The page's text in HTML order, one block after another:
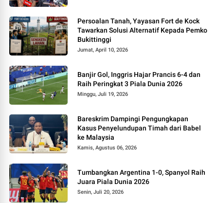
Persoalan Tanah, Yayasan Fort de Kock
Tawarkan Solusi Alternatif Kepada Pemko
Bukittinggi
Jumat, April 10, 2026
Banjir Gol, Inggris Hajar Prancis 6-4 dan
Raih Peringkat 3 Piala Dunia 2026
Minggu, Juli 19, 2026
Bareskrim Dampingi Pengungkapan
Kasus Penyelundupan Timah dari Babel
ke Malaysia
Kamis, Agustus 06, 2026
Tumbangkan Argentina 1-0, Spanyol Raih
Juara Piala Dunia 2026
Senin, Juli 20, 2026